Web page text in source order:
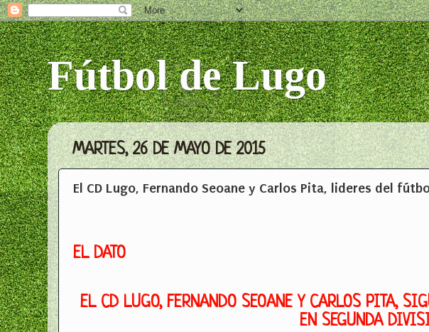
Fútbol de Lugo
MARTES, 26 DE MAYO DE 2015
El CD Lugo, Fernando Seoane y Carlos Pita, lideres del
EL DATO
EL CD LUGO, FERNANDO SEOANE Y CARLOS PITA,
EN SEGUNDA